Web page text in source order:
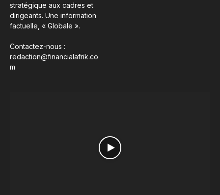
stratégique aux cadres et
dirigeants. Une information
factuelle, « Globale ».
Contactez-nous :
redaction@financialafrik.co
m